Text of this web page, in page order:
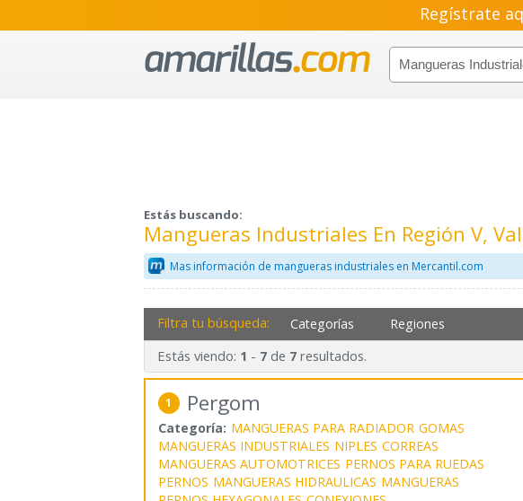
Regístrate
Estás buscando:
Mangueras Industriales En Región V,
Mas información de mangueras industriales en Mercantil.com
Filtra tu búsqueda: Categorías Regiones
Estás viendo: 1 - 7de 7resultados.
1 Pergom
Categoría: MANGUERAS PARA RADIADOR GOMAS
MANGUERAS INDUSTRIALES NIPLES CORREAS
MANGUERAS AUTOMOTRICES PERNOS PARA RUEDAS
PERNOS MANGUERAS HIDRAULICAS MANGUERAS